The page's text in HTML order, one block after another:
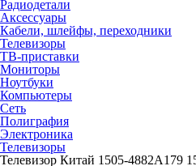
Радиодетали
Аксессуары
Кабели, шлейфы, переходники
Телевизоры
ТВ-приставки
Мониторы
Ноутбуки
Компьютеры
Сеть
Полиграфия
Электроника
Телевизоры
Телевизор Китай 1505-4882A179